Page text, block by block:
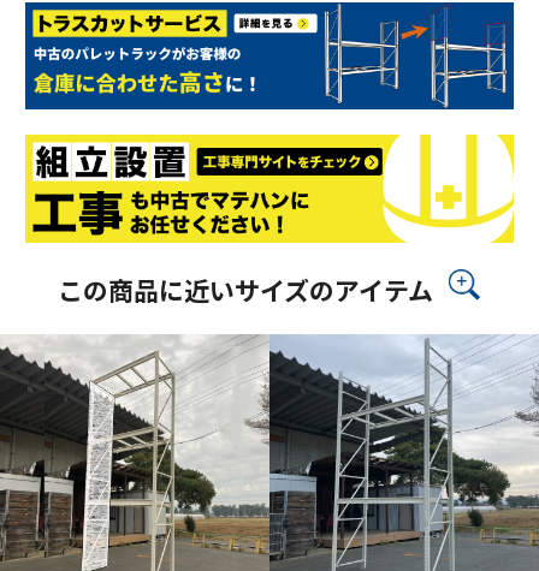
この商品に近いサイズのアイテム